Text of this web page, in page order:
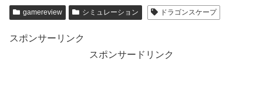
gamereview シミュレーション ドラゴンスケープ
スポンサーリンク
スポンサードリンク